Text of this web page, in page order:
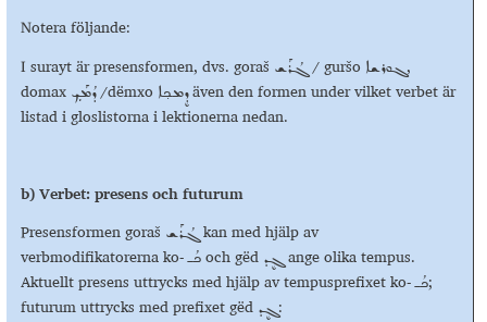
Notera följande:
I surayt är presensformen, dvs. goraš ܓܳܪܰܫ / guršo ܓܘܪܫܐ,
domax ܕܳܡܰܟܼ/dëmxo ܕܷܡܟ݂ܐäven den formen under vilket verbet är
listad i gloslistorna i lektionerna nedan.
b) Verbet: presens och futurum
Presensformen goraš ܓܳܪܰܫ kan med hjälp av
verbmodifikatorerna ko-ܟܳـ och gëd ܓܷܕ ange olika tempus.
Aktuellt presens uttrycks med hjälp av tempusprefixet ko-ܟܳـ;
futurum uttrycks med prefixet gëd ܓܷܕ: